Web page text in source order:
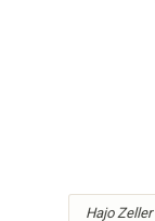
Hajo Zeller